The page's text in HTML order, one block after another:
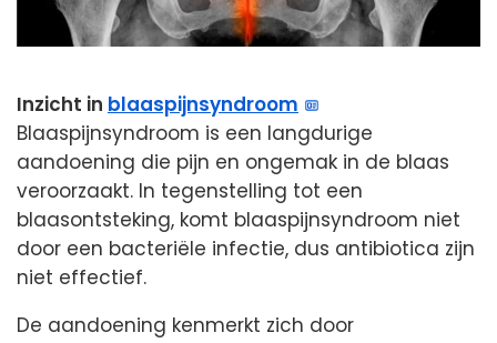
Inzicht in blaaspijnsyndroom
Blaaspijnsyndroom is een langdurige
aandoening die pijn en ongemak in de blaas
veroorzaakt. In tegenstelling tot een
blaasontsteking, komt blaaspijnsyndroom niet
door een bacteriële infectie, dus antibiotica zijn
niet effectief.
De aandoening kenmerkt zich door